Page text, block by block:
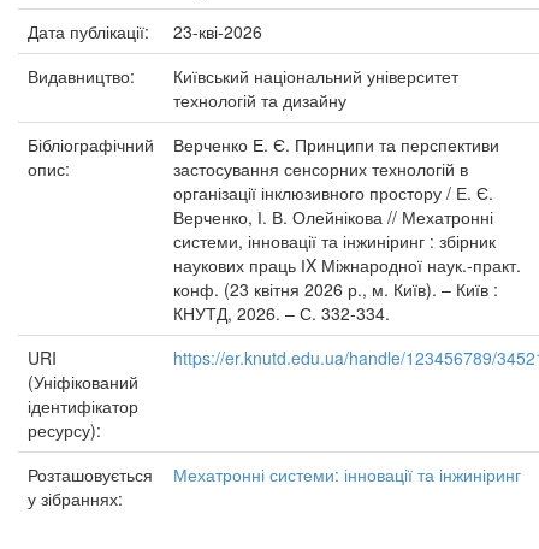
Дата публікації:
23-кві-2026
Видавництво:
Київський національний університет
технологій та дизайну
Бібліографічний
опис:
Верченко Е. Є. Принципи та перспективи
застосування сенсорних технологій в
організації інклюзивного простору / Е. Є.
Верченко, І. В. Олейнікова // Мехатронні
системи, інновації та інжиніринг : збірник
наукових праць ІX Міжнародної наук.-практ.
конф. (23 квітня 2026 р., м. Київ). – Київ :
КНУТД, 2026. – С. 332-334.
URI
(Уніфікований
ідентифікатор
ресурсу):
https://er.knutd.edu.ua/handle/123456789/
Розташовується
у зібраннях:
Мехатронні системи: інновації та інжиніринг